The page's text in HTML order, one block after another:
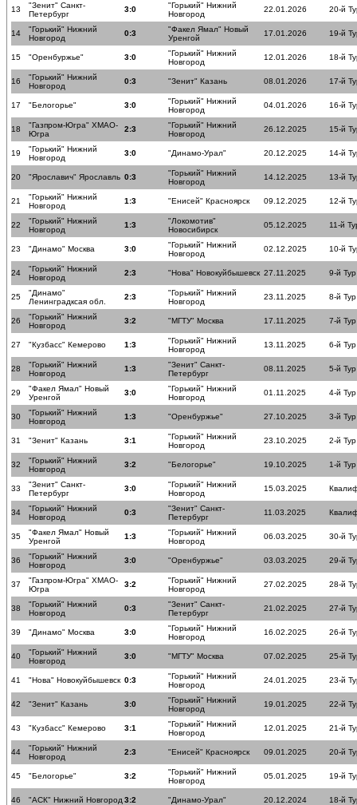
13
"Зенит" Санкт-
Петербург
3:0
"Горький" Нижний
Новгород
22.01.2026 20-й
14
"Горький" Нижний
Новгород
0:3
"Факел Ямал" Новый
Уренгой
17.01.2026 19-й
15 "Оренбуржье" 3:0
"Горький" Нижний
Новгород
12.01.2026 18-й
16
"Горький" Нижний
Новгород
0:3 "Зенит" Казань 08.01.2026 17-й
17 "Белогорье" 3:0
"Горький" Нижний
Новгород
04.01.2026 16-й
18
"Газпром-Югра" ХМАО-
Югра
2:3
"Горький" Нижний
Новгород
26.12.2025 15-й
19
"Горький" Нижний
Новгород
3:0 "Динамо-Урал" 20.12.2025 14-й
20 "Ярославич" Ярославль 0:3
"Горький" Нижний
Новгород
14.12.2025 13-й
21
"Горький" Нижний
Новгород
1:3 "Енисей" Красноярск 09.12.2025 12-й
22
"Горький" Нижний
Новгород
1:3
"Локомотив"
Новосибирск
05.12.2025 11-й
23 "Динамо" Москва 3:0
"Горький" Нижний
Новгород
02.12.2025 10-й
24
"Горький" Нижний
Новгород
2:3 "Нова" Новокуйбышевск 27.11.2025 9-й Тур
25
"Динамо"
Ленинградксая обл.
2:3
"Горький" Нижний
Новгород
23.11.2025 8-й Тур
26
"Горький" Нижний
Новгород
3:2 "МГТУ" Москва 17.11.2025 7-й Тур
27 "Кузбасс" Кемерово 1:3
"Горький" Нижний
Новгород
13.11.2025 6-й Тур
28
"Горький" Нижний
Новгород
1:3
"Зенит" Санкт-
Петербург
08.11.2025 5-й Тур
29
"Факел Ямал" Новый
Уренгой
3:0
"Горький" Нижний
Новгород
01.11.2025 4-й Тур
30
"Горький" Нижний
Новгород
1:3 "Оренбуржье" 27.10.2025 3-й Тур
31 "Зенит" Казань 3:1
"Горький" Нижний
Новгород
23.10.2025 2-й Тур
32
"Горький" Нижний
Новгород
3:2 "Белогорье" 19.10.2025 1-й Тур
33
"Зенит" Санкт-
Петербург
3:0
"Горький" Нижний
Новгород
15.03.2025
34
"Горький" Нижний
Новгород
0:3
"Зенит" Санкт-
Петербург
11.03.2025
35
"Факел Ямал" Новый
Уренгой
1:3
"Горький" Нижний
Новгород
06.03.2025 30-й
36
"Горький" Нижний
Новгород
3:0 "Оренбуржье" 03.03.2025 29-й
37
"Газпром-Югра" ХМАО-
Югра
3:2
"Горький" Нижний
Новгород
27.02.2025 28-й
38
"Горький" Нижний
Новгород
0:3
"Зенит" Санкт-
Петербург
21.02.2025 27-й
39 "Динамо" Москва 3:0
"Горький" Нижний
Новгород
16.02.2025 26-й
40
"Горький" Нижний
Новгород
3:0 "МГТУ" Москва 07.02.2025 25-й
41 "Нова" Новокуйбышевск 0:3
"Горький" Нижний
Новгород
24.01.2025 23-й
42 "Зенит" Казань 3:0
"Горький" Нижний
Новгород
19.01.2025 22-й
43 "Кузбасс" Кемерово 3:1
"Горький" Нижний
Новгород
12.01.2025 21-й
44
"Горький" Нижний
Новгород
2:3 "Енисей" Красноярск 09.01.2025 20-й
45 "Белогорье" 3:2
"Горький" Нижний
Новгород
05.01.2025 19-й
46 "АСК" Нижний Новгород 3:2 "Динамо-Урал" 20.12.2024 18-й